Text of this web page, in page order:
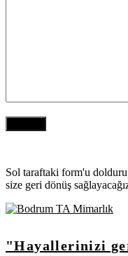
Sol taraftaki form'u
size geri dönüş
"Hayallerinizi